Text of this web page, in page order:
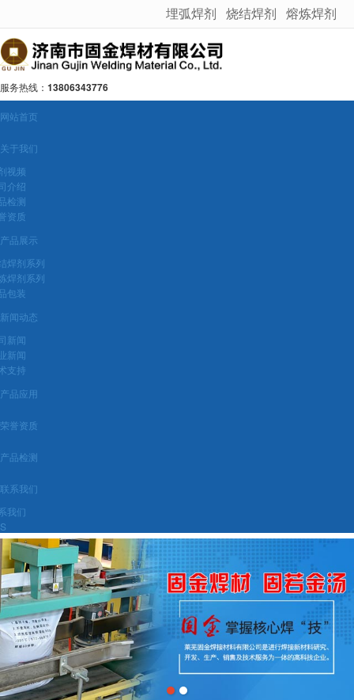
很遗憾，因您的浏览器版本过低导致无法获得最佳浏览体验，推荐下载安装谷歌浏览器！
埋弧焊剂 烧结焊剂 熔炼焊剂
服务热线： 13806343776
网站首页
关于我们
视频
介绍
检测
资质
产品展示
焊剂系列
焊剂系列
包装
新闻动态
新闻
新闻
支持
产品应用
荣誉资质
产品检测
联系我们
我们